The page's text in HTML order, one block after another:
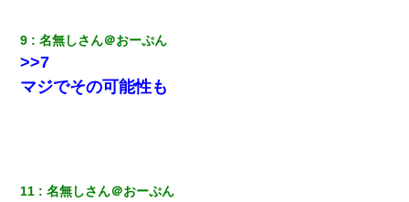
日航機墜落事故の「ここからは日本語で大丈夫ですよ〜」の絶望
感がヤバイ・・・
【驚愕】私「今まで育てた分のお金返してね(冗談)」息子「はい、
9 名無しさん＠おーぷん
>>7
マジでその可能性も
11 名無しさん＠おーぷん